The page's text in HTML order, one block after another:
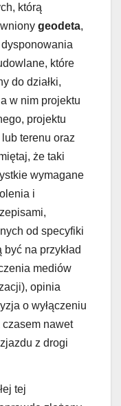
którą
geodeta,
które
do działki,
w nim projektu
projektu
terenu oraz
że taki
wymagane
i
od specyfiki
na przykład
mediów
opinia
o wyłączeniu
nawet
z drogi
tej